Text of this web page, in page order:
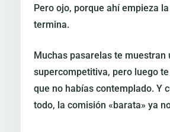
Pero ojo, porque ahí empieza
termina.
Muchas pasarelas te muestran
supercompetitiva, pero luego
que no habías contemplado. Y
todo, la comisión «barata» ya